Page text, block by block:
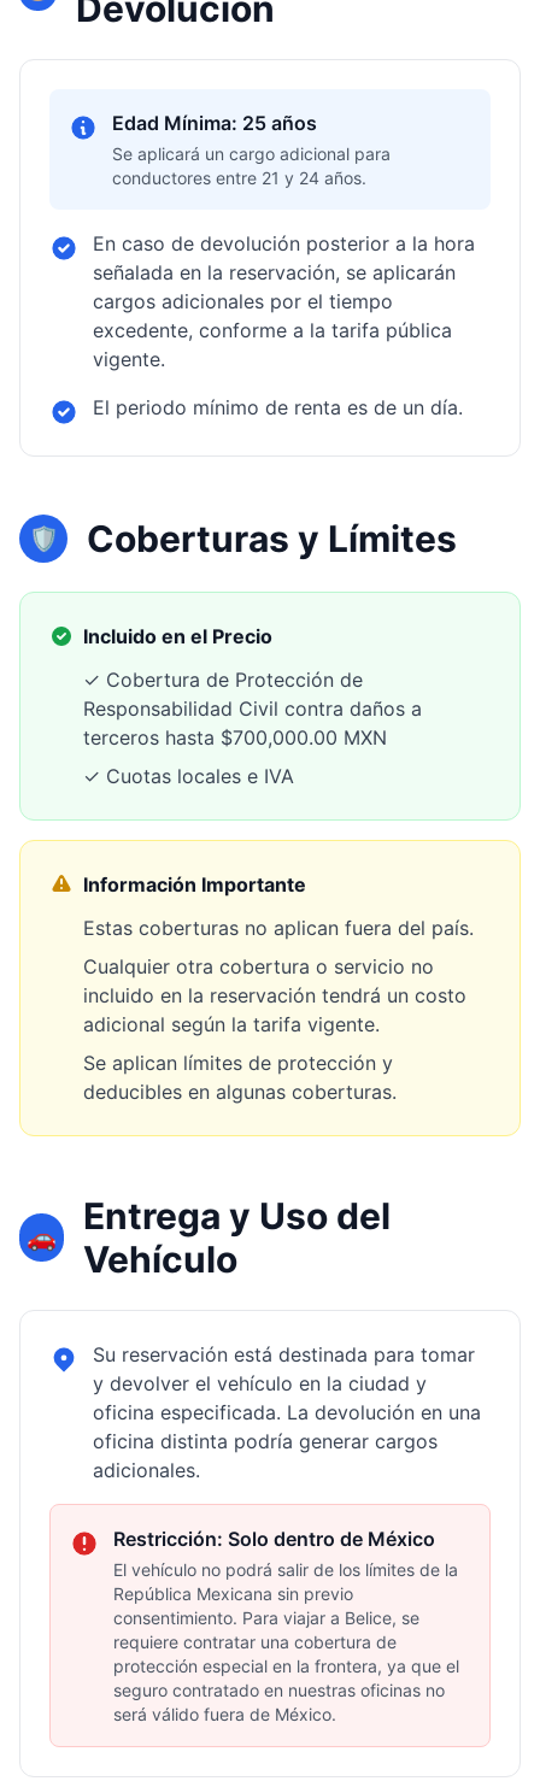
Edad Mínima: 25 años
Se aplicará un cargo adicional para
conductores entre 21 y 24 años.
En caso de devolución posterior a la hora
señalada en la reservación, se aplicarán
cargos adicionales por el tiempo
excedente, conforme a la tarifa pública
vigente.
El periodo mínimo de renta es de un día.
🛡️ Coberturas y Límites
Incluido en el Precio
✓ Cobertura de Protección de
Responsabilidad Civil contra daños a
terceros hasta $700,000.00 MXN
✓ Cuotas locales e IVA
Información Importante
Estas coberturas no aplican fuera del país.
Cualquier otra cobertura o servicio no
incluido en la reservación tendrá un costo
adicional según la tarifa vigente.
Se aplican límites de protección y
deducibles en algunas coberturas.
🚗
Entrega y Uso del
Vehículo
Su reservación está destinada para tomar
y devolver el vehículo en la ciudad y
oficina especificada. La devolución en una
oficina distinta podría generar cargos
adicionales.
Restricción: Solo dentro de México
El vehículo no podrá salir de los límites de la
República Mexicana sin previo
consentimiento. Para viajar a Belice, se
requiere contratar una cobertura de
protección especial en la frontera, ya que el
seguro contratado en nuestras oficinas no
será válido fuera de México.